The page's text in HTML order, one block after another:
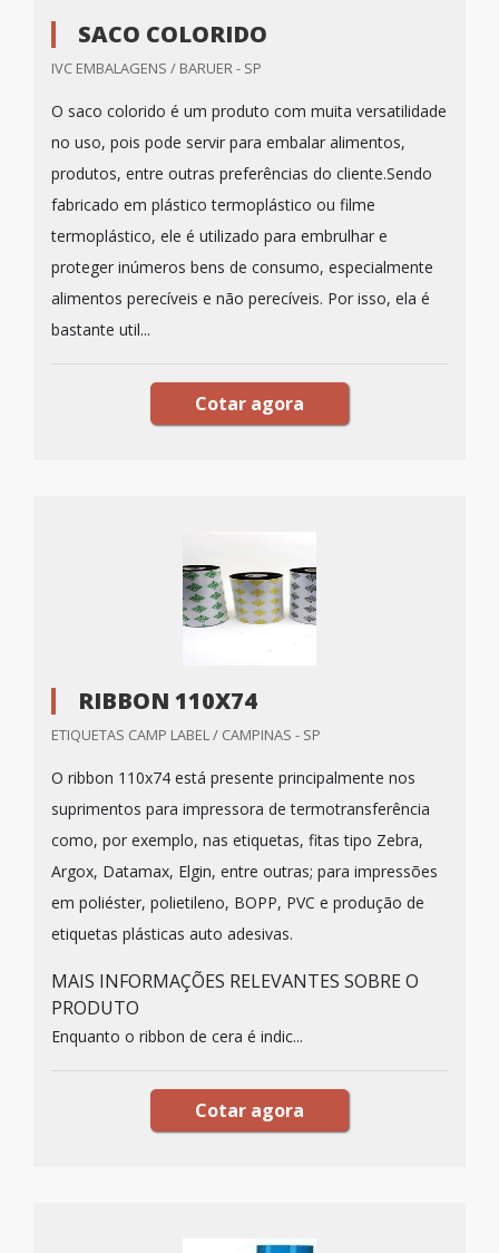
SACO COLORIDO
IVC EMBALAGENS / BARUER - SP
O saco colorido é um produto com muita versatilidade
no uso, pois pode servir para embalar alimentos,
produtos, entre outras preferências do cliente.Sendo
fabricado em plástico termoplástico ou filme
termoplástico, ele é utilizado para embrulhar e
proteger inúmeros bens de consumo, especialmente
alimentos perecíveis e não perecíveis. Por isso, ela é
bastante util...
Cotar agora
RIBBON 110X74
ETIQUETAS CAMP LABEL / CAMPINAS - SP
O ribbon 110x74 está presente principalmente nos
suprimentos para impressora de termotransferência
como, por exemplo, nas etiquetas, fitas tipo Zebra,
Argox, Datamax, Elgin, entre outras; para impressões
em poliéster, polietileno, BOPP, PVC e produção de
etiquetas plásticas auto adesivas.
MAIS INFORMAÇÕES RELEVANTES SOBRE O
PRODUTO
Enquanto o ribbon de cera é indic...
Cotar agora